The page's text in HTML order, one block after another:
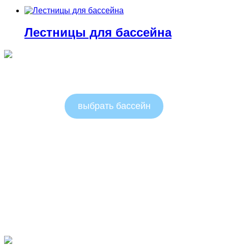
Лестницы для бассейна
выбрать бассейн